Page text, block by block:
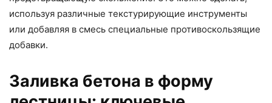
используя различные текстурирующие инструменты
или добавляя в смесь специальные противоскользящие
добавки.
Заливка бетона в форму